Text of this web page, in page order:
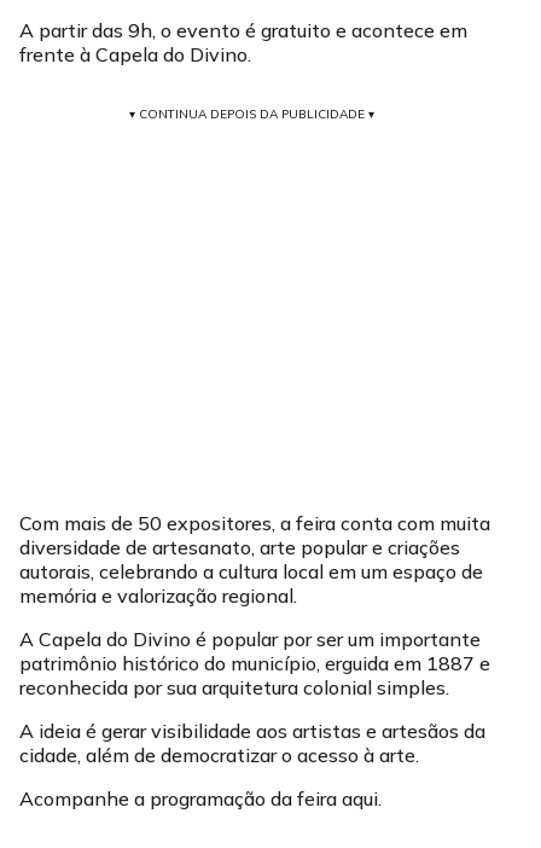
A partir das 9h, o evento é gratuito e acontece em
frente à Capela do Divino.
▾ CONTINUA DEPOIS DA PUBLICIDADE ▾
Com mais de 50 expositores, a feira conta com muita
diversidade de artesanato, arte popular e criações
autorais, celebrando a cultura local em um espaço de
memória e valorização regional.
A Capela do Divino é popular por ser um importante
patrimônio histórico do município, erguida em 1887 e
reconhecida por sua arquitetura colonial simples.
A ideia é gerar visibilidade aos artistas e artesãos da
cidade, além de democratizar o acesso à arte.
Acompanhe a programação da feira aqui.